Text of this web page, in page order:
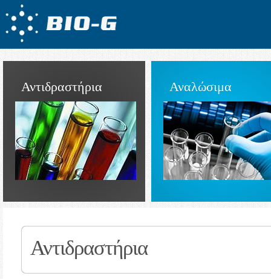
Αντιδραστήρια Αναλώσιμα
Αντιδραστήρια